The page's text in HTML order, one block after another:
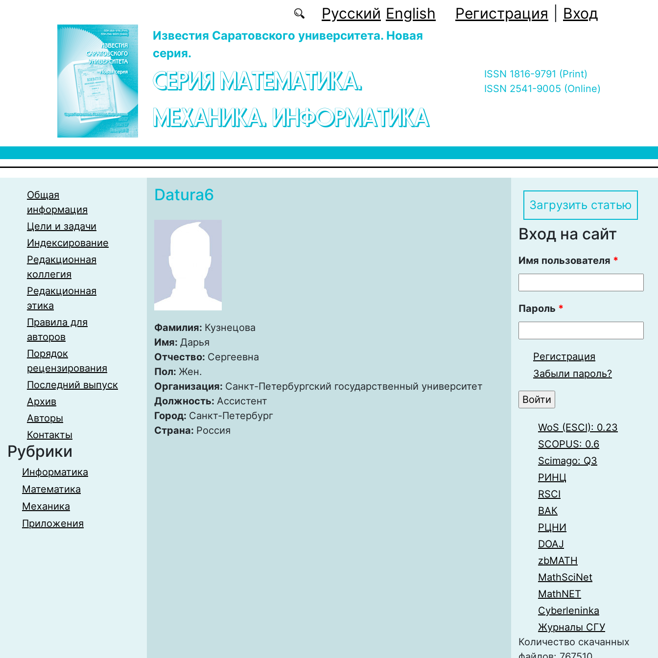
Русский English Регистрация Вход
Известия Саратовского университета. Новая
серия.
СЕРИЯ МАТЕМАТИКА.
МЕХАНИКА. ИНФОРМАТИКА
ISSN 1816-9791 (Print)
ISSN 2541-9005 (Online)
Общая
информация
Цели и задачи
Индексирование
Редакционная
коллегия
Редакционная
этика
Правила для
авторов
Порядок
рецензирования
Последний выпуск
Архив
Авторы
Контакты
Рубрики
Информатика
Математика
Механика
Приложения
Datura6
Фамилия: Кузнецова
Имя: Дарья
Отчество: Сергеевна
Пол: Жен.
Организация: Санкт-Петербургский государственный университет
Должность: Ассистент
Город: Санкт-Петербург
Страна: Россия
Загрузить статью
Вход на сайт
Имя пользователя *
Пароль *
Регистрация
Забыли пароль?
WoS (ESCI): 0.23
SCOPUS: 0.6
Scimago: Q3
РИНЦ
RSCI
ВАК
РЦНИ
DOAJ
zbMATH
MathSciNet
MathNET
Cyberleninka
Журналы СГУ
Количество скачанных